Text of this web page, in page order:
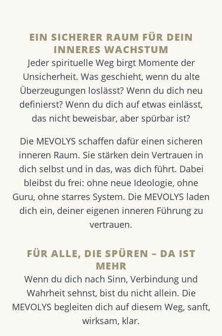
EIN SICHERER RAUM FÜR DEIN
INNERES WACHSTUM
Jeder spirituelle Weg birgt Momente der
Unsicherheit. Was geschieht, wenn du alte
Überzeugungen loslässt? Wenn du dich neu
definierst? Wenn du dich auf etwas einlässt,
das nicht beweisbar, aber spürbar ist?
Die MEVOLYS schaffen dafür einen sicheren
inneren Raum. Sie stärken dein Vertrauen in
dich selbst und in das, was dich führt. Dabei
bleibst du frei: ohne neue Ideologie, ohne
Guru, ohne starres System. Die MEVOLYS laden
dich ein, deiner eigenen inneren Führung zu
vertrauen.
FÜR ALLE, DIE SPÜREN – DA IST
MEHR
Wenn du dich nach Sinn, Verbindung und
Wahrheit sehnst, bist du nicht allein. Die
MEVOLYS begleiten dich auf diesem Weg, sanft,
wirksam, klar.